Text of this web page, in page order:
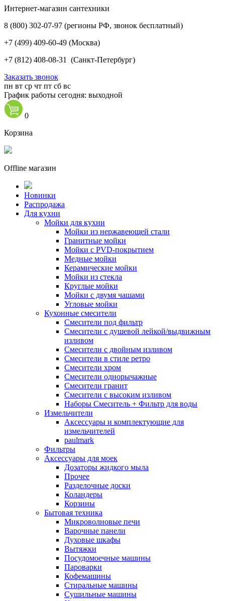
Интернет-магазин сантехники
8 (800) 302-07-97 (регионы РФ, звонок бесплатный)
+7 (499) 409-60-49 (Москва)
+7 (812) 408-08-31 (Санкт-Петербург)
Заказать звонок
пн вт ср чт пт сб вс
График работы сегодня: выходной
0
Корзина
Offline магазин
Новинки
Распродажа
Для кухни
Мойки для кухни
Мойки из нержавеющей стали
Гранитные мойки
Мойки с PVD-покрытием
Медные мойки
Керамические мойки
Мойки из стекла
Круглые мойки
Мойки с двумя чашами
Угловые мойки
Кухонные смесители
Смесители под фильтр
Смесители с душевой лейкой/выдвижным
изливом
Смесители с двойным изливом
Смесители в стиле ретро
Смесители хром
Смесители однорычажные
Смесители гранит
Смесители с высоким изливом
Наборы Смеситель + Фильтр для воды
Измельчители
Аксессуары и комплектующие для
измельчителей
paulmark
Фильтры
Аксессуары для моек
Дозаторы жидкого мыла
Прочее
Разделочные доски
Коландеры
Корзины
Бытовая техника
Микроволновые печи
Варочные панели
Духовые шкафы
Вытяжки
Посудомоечные машины
Пароварки
Кофемашины
Стиральные машины
Сушильные машины